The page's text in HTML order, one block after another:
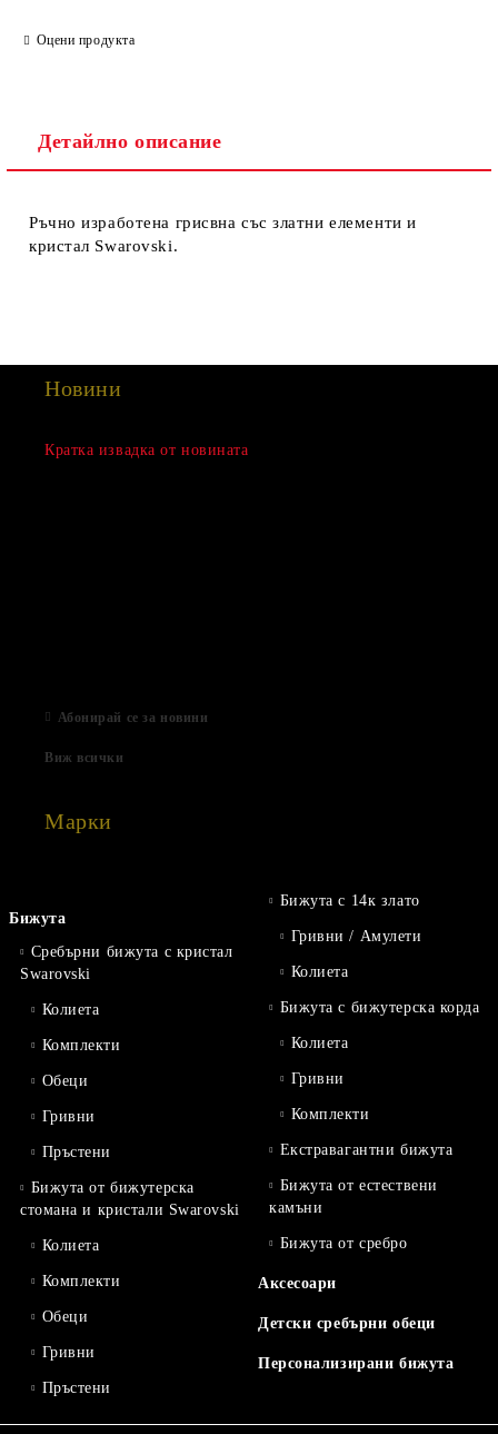
Оцени продукта
Детайлно описание
Ръчно изработена грисвна със златни елементи и
кристал Swarovski.
Новини
Кратка извадка от новината
Абонирай се за новини
Виж всички
Марки
Бижута
Сребърни бижута с кристал
Swarovski
Колиета
Комплекти
Обеци
Гривни
Пръстени
Бижута от бижутерска
стомана и кристали Swarovski
Колиета
Комплекти
Обеци
Гривни
Пръстени
Бижута с 14к злато
Гривни / Амулети
Колиета
Бижута с бижутерска корда
Колиета
Гривни
Комплекти
Екстравагантни бижута
Бижута от естествени
камъни
Бижута от сребро
Аксесоари
Детски сребърни обеци
Персонализирани бижута